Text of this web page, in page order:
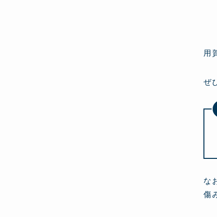
用
ぜ
な
傷